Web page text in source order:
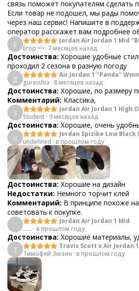
связь поможет покупателям сделать
Если товар не подошел, мы рады
через наш сервис! Напишите в
оператор расскажет вам подробнее
Е
Jordan Air Jordan 1 Mid
Егор ˢᶦˡᵃ· 7 месяцев назад
Достоинства: Хорошие удобные
проходил 2 сезона в разную погоду
g
Air Jordan 1 "Panda"
gureishia · 8 месяцев назад
Достоинства: Хорошие, по размеру
Комментарий: Классика,
S
Jordan Air Jordan 1 High
Student · 9 месяцев назад
Достоинства: Хорошие, очень
u
Jordan Spizike Low Black
undefined · в прошлом году
Достоинства: Хорошие на дизайн
Недостатки: Немного торчит клей
Комментарий: В принципе похоже
советовать к покупке.
.
Jordan Air Jordan 1 Mid
...... · в прошлом году
Достоинства: Хорошие материалы,
Т
Travis Scott x Air Jordan
Olive"
Тимофей Зюзин · в прошлом году